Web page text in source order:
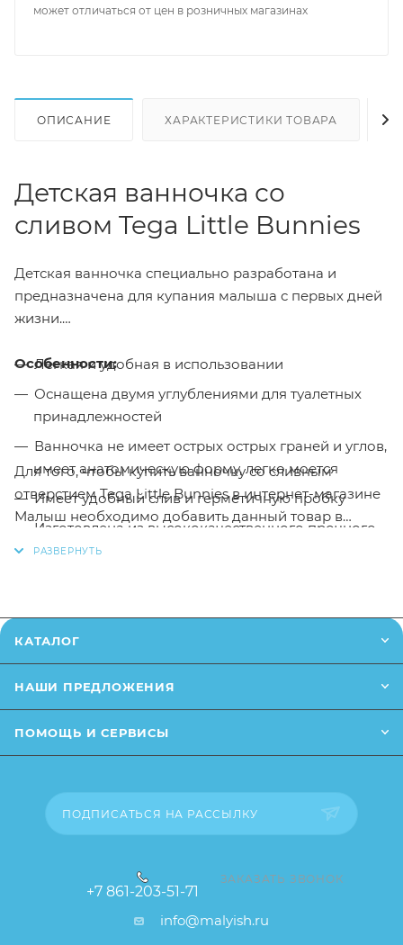
может отличаться от цен в розничных магазинах
ОПИСАНИЕ ХАРАКТЕРИСТИКИ ТОВАРА
Детская ванночка со
сливом Tega Little Bunnies
Детская ванночка специально разработана и
предназначена для купания малыша с первых дней
жизни.
Особенности:
Легкая и удобная в использовании
Оснащена двумя углублениями для туалетных
принадлежностей
Ванночка не имеет острых острых граней и углов,
имеет анатомическую форму, легко моется
Имеет удобный слив и герметичную пробку
Изготовлена из высококачественного прочного
пластика
Для того, чтобы купить ванночку со сливным
отверстием Tega Little Bunnies в интернет-магазине
Малыш необходимо добавить данный товар в
от описания и изображения, размещенного на
изменения в дизайне или упаковке и т.д., не
товара), при этом основные потребительские
КАТАЛОГ
НАШИ ПРЕДЛОЖЕНИЯ
ПОМОЩЬ И СЕРВИСЫ
ПОДПИСАТЬСЯ НА РАССЫЛКУ
+7 861-203-51-71
ЗАКАЗАТЬ ЗВОНОК
info@malyish.ru